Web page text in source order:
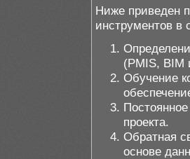
Ниже приведен
инструментов в
(PMIS, BIM
Обучение
проекта.
Обратная
основе